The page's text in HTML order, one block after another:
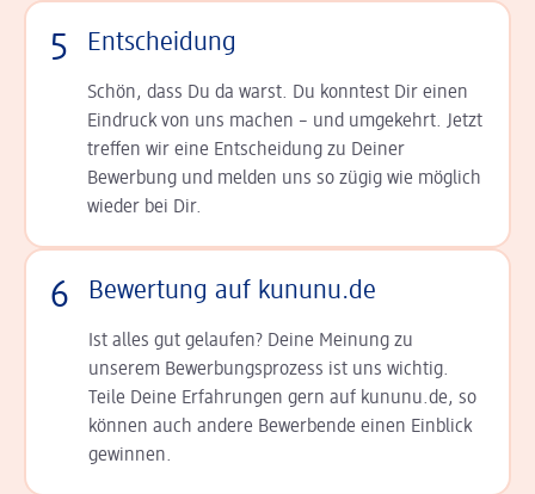
5 Entscheidung
Schön, dass Du da warst. Du konntest Dir einen
Ein­druck von uns machen – und umgekehrt. Jetzt
tref­fen wir eine Entscheidung zu Deiner
Bewerbung und melden uns so zügig wie möglich
wieder bei Dir.
6 Bewertung auf kununu.de
Ist alles gut gelaufen? Deine Meinung zu
unserem Bewerbungsprozess ist uns wichtig.
Teile Deine Erfahrungen gern auf kununu.de, so
können auch andere Bewerbende einen Einblick
gewinnen.